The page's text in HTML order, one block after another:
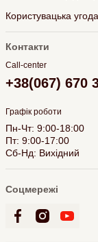
Користувацька угода
Контакти
Call-center
+38(067) 670
Графік роботи
Пн-Чт: 9:00-18:00
Пт: 9:00-17:00
Сб-Нд: Вихідний
Соцмережі